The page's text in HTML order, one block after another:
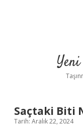
Saçtaki Biti
Tarih: Aralık 22, 2024